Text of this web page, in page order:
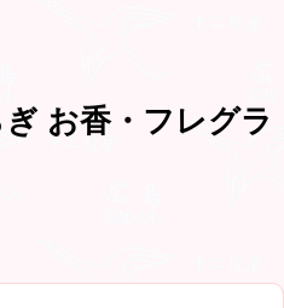
お香・フレグラ